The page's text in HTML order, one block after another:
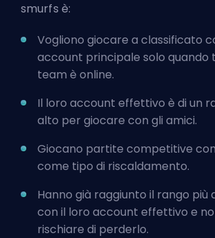
smurfs è:
Vogliono giocare a classificato
account principale solo quando
team è online.
Il loro account effettivo è di un
alto per giocare con gli amici.
Giocano partite competitive
come tipo di riscaldamento.
Hanno già raggiunto il rango più
con il loro account effettivo e
rischiare di perderlo.